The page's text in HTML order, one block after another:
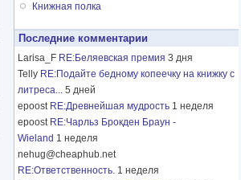
Книжная полка
Последние комментарии
Larisa_F RE:Беляевская премия 3 дня
Telly RE:Подайте бедному копеечку на книжку с
литреса... 5 дней
epoost RE:Древнейшая мудрость 1 неделя
epoost RE:Чарльз Брокден Браун -
Wieland 1 неделя
nehug@cheaphub.net
RE:Ответственность. 1 неделя